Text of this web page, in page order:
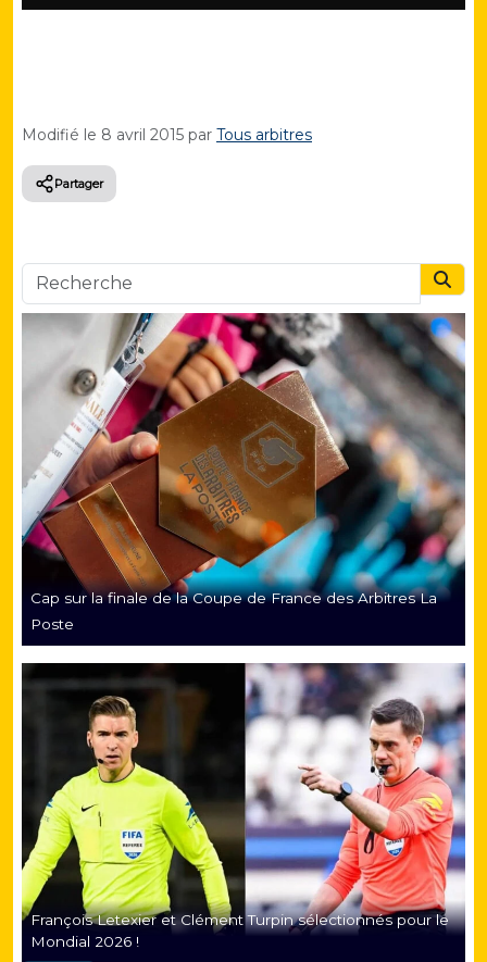
Modifié le 8 avril 2015 par Tous arbitres
Partager
Cap sur la finale de la Coupe de France des Arbitres La
Poste
François Letexier et Clément Turpin sélectionnés pour le
Mondial 2026 !